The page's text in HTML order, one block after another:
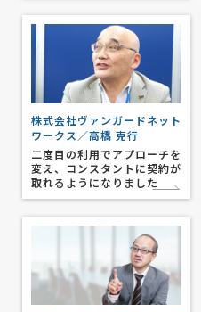
株式会社ヴァンガードネット
ワークス／高橋 克行
二度目の利用でアプローチを
変え、コンスタントに契約が
取れるようになりました